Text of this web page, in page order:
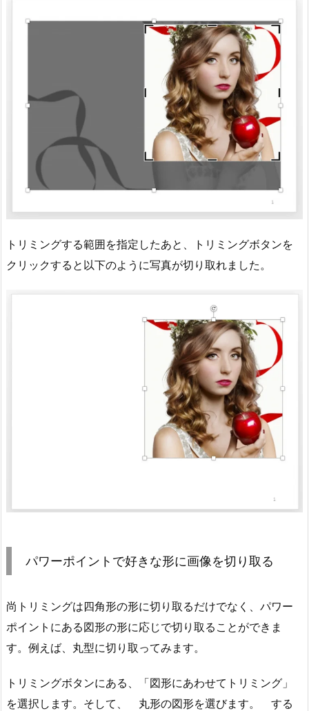
トリミングする範囲を指定したあと、トリミングボタンを
クリックすると以下のように写真が切り取れました。
パワーポイントで好きな形に画像を切り取る
尚トリミングは四角形の形に切り取るだけでなく、パワー
ポイントにある図形の形に応じで切り取ることができま
す。例えば、丸型に切り取ってみます。
トリミングボタンにある、「図形にあわせてトリミング」
を選択します。そして、 丸形の図形を選びます。 する